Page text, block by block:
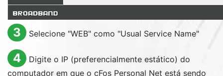
3 Selecione "WEB" como "Usual Service Name"
4
Digite o IP (preferencialmente estático) do
computador em que o cFos Personal Net está sendo